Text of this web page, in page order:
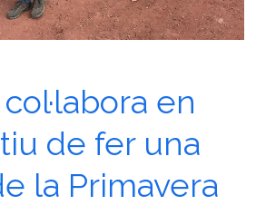
col·labora en
de fer una
la Primavera